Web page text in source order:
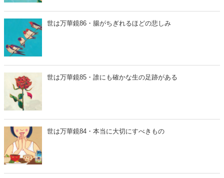
世は万華鏡86・腸がちぎれるほどの悲しみ
世は万華鏡85・誰にも確かな生の足跡がある
世は万華鏡84・本当に大切にすべきもの